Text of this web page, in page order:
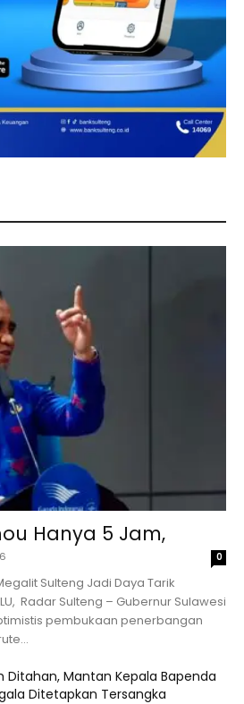
Hanya 5 Jam,
0
Sulteng Jadi Daya Tarik
Radar Sulteng – Gubernur Sulawesi
pembukaan penerbangan
Ditahan, Mantan Kepala Bapenda
Ditetapkan Tersangka